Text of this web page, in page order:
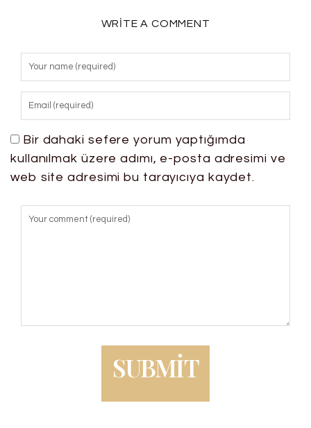
WRITE A COMMENT
Bir dahaki sefere yorum yaptığımda
kullanılmak üzere adımı, e-posta adresimi ve
web site adresimi bu tarayıcıya kaydet.